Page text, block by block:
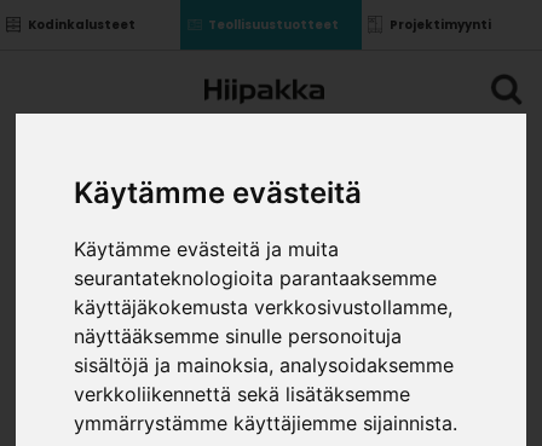
Käytämme evästeitä
Käytämme evästeitä ja muita
seurantateknologioita parantaaksemme
käyttäjäkokemusta verkkosivustollamme,
näyttääksemme sinulle personoituja
sisältöjä ja mainoksia, analysoidaksemme
verkkoliikennettä sekä lisätäksemme
ymmärrystämme käyttäjiemme sijainnista.
Kodinkalusteet Teollisuustuotteet Projektimyynti